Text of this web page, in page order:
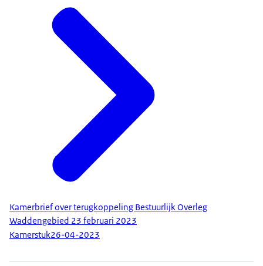
Kamerbrief over terugkoppeling Bestuurlijk Overleg
Waddengebied 23 februari 2023
Kamerstuk26-04-2023